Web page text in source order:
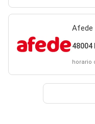
Afede
48004
horario